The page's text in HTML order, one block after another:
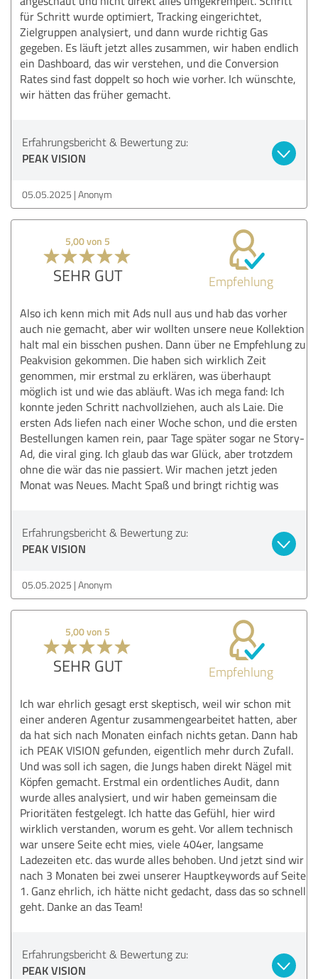
für Schritt wurde optimiert, Tracking eingerichtet,
Zielgruppen analysiert, und dann wurde richtig Gas
gegeben. Es läuft jetzt alles zusammen, wir haben endlich
ein Dashboard, das wir verstehen, und die Conversion
Rates sind fast doppelt so hoch wie vorher. Ich wünschte,
wir hätten das früher gemacht.
Erfahrungsbericht & Bewertung zu:
PEAK VISION
05.05.2025 Anonym
5,00 von 5
SEHR GUT Empfehlung
Also ich kenn mich mit Ads null aus und hab das vorher
auch nie gemacht, aber wir wollten unsere neue Kollektion
halt mal ein bisschen pushen. Dann über ne Empfehlung zu
Peakvision gekommen. Die haben sich wirklich Zeit
genommen, mir erstmal zu erklären, was überhaupt
möglich ist und wie das abläuft. Was ich mega fand: Ich
konnte jeden Schritt nachvollziehen, auch als Laie. Die
ersten Ads liefen nach einer Woche schon, und die ersten
Bestellungen kamen rein, paar Tage später sogar ne Story-
Ad, die viral ging. Ich glaub das war Glück, aber trotzdem
ohne die wär das nie passiert. Wir machen jetzt jeden
Monat was Neues. Macht Spaß und bringt richtig was
Erfahrungsbericht & Bewertung zu:
PEAK VISION
05.05.2025 Anonym
5,00 von 5
SEHR GUT Empfehlung
Ich war ehrlich gesagt erst skeptisch, weil wir schon mit
einer anderen Agentur zusammengearbeitet hatten, aber
da hat sich nach Monaten einfach nichts getan. Dann hab
ich PEAK VISION gefunden, eigentlich mehr durch Zufall.
Und was soll ich sagen, die Jungs haben direkt Nägel mit
Köpfen gemacht. Erstmal ein ordentliches Audit, dann
wurde alles analysiert, und wir haben gemeinsam die
Prioritäten festgelegt. Ich hatte das Gefühl, hier wird
wirklich verstanden, worum es geht. Vor allem technisch
war unsere Seite echt mies, viele 404er, langsame
Ladezeiten etc. das wurde alles behoben. Und jetzt sind wir
nach 3 Monaten bei zwei unserer Hauptkeywords auf Seite
1. Ganz ehrlich, ich hätte nicht gedacht, dass das so schnell
geht. Danke an das Team!
Erfahrungsbericht & Bewertung zu:
PEAK VISION